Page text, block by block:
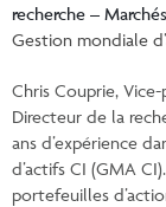
Portail de UFC
recherche –
Gestion mondiale
Chris Couprie,
Directeur de la
ans d’expérience
d’actifs CI (GMA
portefeuilles